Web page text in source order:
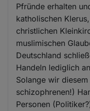
Pfründe erhalten
katholischen
christlichen
muslimischen
Deutschland
Handeln lediglich
Solange wir
schizophrenen!)
Personen